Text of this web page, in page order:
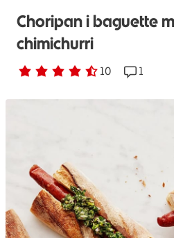
Choripan i baguette
chimichurri
Betyg 4.4 av 5. 10
10 personer har röstatReceptet
1